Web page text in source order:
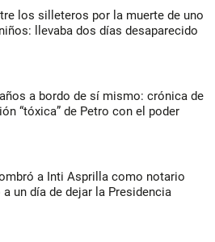
los silleteros por la muerte de uno
llevaba dos días desaparecido
a bordo de sí mismo: crónica de
“tóxica” de Petro con el poder
a Inti Asprilla como notario
un día de dejar la Presidencia